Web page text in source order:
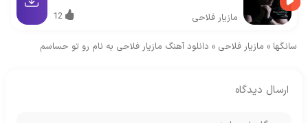
مازیار فلاحی 12
سانگها » مازیار فلاحی » دانلود آهنگ مازیار فلاحی به نام رو تو حساسم
ارسال دیدگاه